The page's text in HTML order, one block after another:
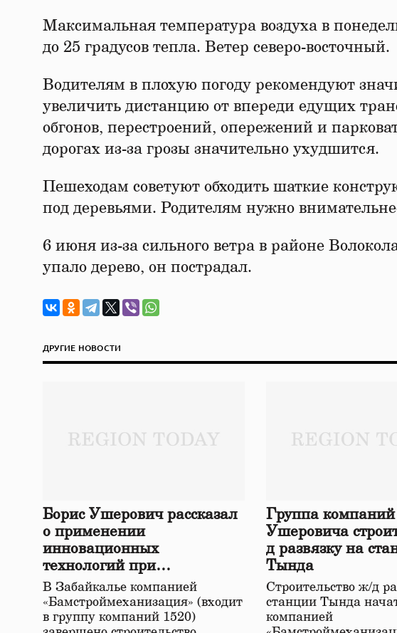
Максимальная температура воздуха в
до 25 градусов тепла. Ветер северо-восточный.
Водителям в плохую погоду рекомендуют
увеличить дистанцию от впереди едущих
обгонов, перестроений, опережений и
дорогах из-за грозы значительно ухудшится.
Пешеходам советуют обходить шаткие
под деревьями. Родителям нужно
6 июня из-за сильного ветра в районе
упало дерево, он пострадал.
ДРУГИЕ НОВОСТИ
Борис Ушерович рассказал
о применении
инновационных
технологий при
строительстве нового моста
в Забайкалье
В Забайкалье компанией
«Бамстроймеханизация» (входит
в группу компаний 1520)
Группа компаний
Ушеровича
д развязку на
Тында
Строительство ж/д
станции Тында
компанией